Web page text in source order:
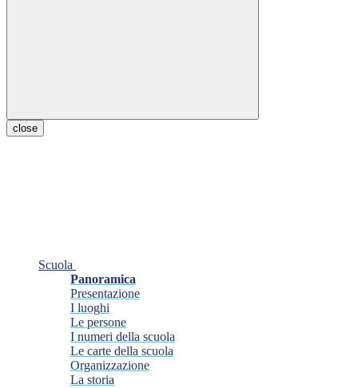
close
Scuola
Panoramica
Presentazione
I luoghi
Le persone
I numeri della scuola
Le carte della scuola
Organizzazione
La storia